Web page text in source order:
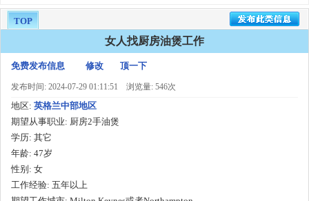
TOP
女人找厨房油煲工作
免费发布信息 修改 顶一下
发布时间: 2024-07-29 01:11:51 浏览量: 546次
地区: 英格兰中部地区
期望从事职业: 厨房2手油煲
学历: 其它
年龄: 47岁
性别: 女
工作经验: 五年以上